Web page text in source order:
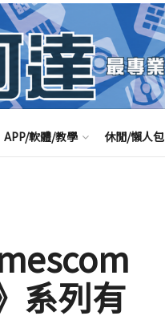
APP/軟體/教學 休閒/懶人包
系列有